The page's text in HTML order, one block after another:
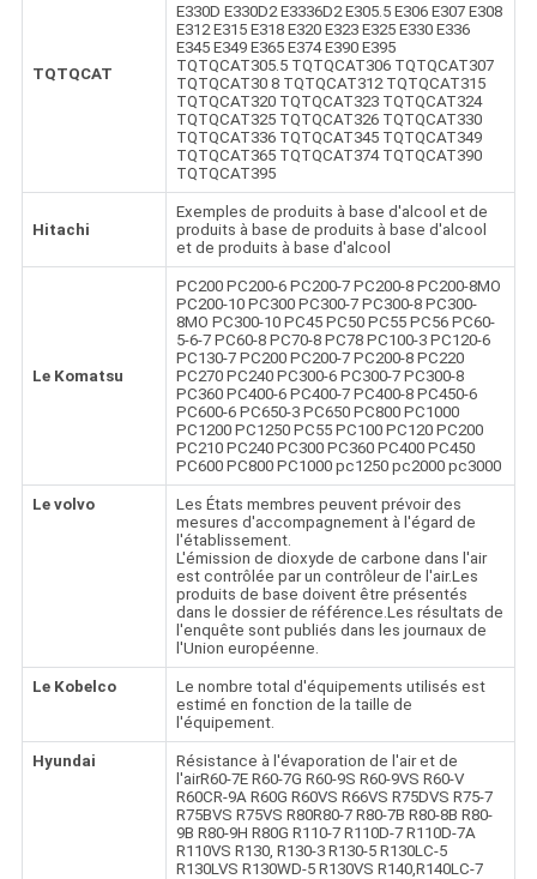
TQTQCAT
E330D E330D2 E3336D2 E305.5 E306 E307 E308
E312 E315 E318 E320 E323 E325 E330 E336
E345 E349 E365 E374 E390 E395
TQTQCAT305.5 TQTQCAT306 TQTQCAT307
TQTQCAT30 8 TQTQCAT312 TQTQCAT315
TQTQCAT320 TQTQCAT323 TQTQCAT324
TQTQCAT325 TQTQCAT326 TQTQCAT330
TQTQCAT336 TQTQCAT345 TQTQCAT349
TQTQCAT365 TQTQCAT374 TQTQCAT390
TQTQCAT395
Hitachi
Exemples de produits à base d'alcool et de
produits à base de produits à base d'alcool
et de produits à base d'alcool
Le Komatsu
PC200 PC200-6 PC200-7 PC200-8 PC200-8MO
PC200-10 PC300 PC300-7 PC300-8 PC300-
8MO PC300-10 PC45 PC50 PC55 PC56 PC60-
5-6-7 PC60-8 PC70-8 PC78 PC100-3 PC120-6
PC130-7 PC200 PC200-7 PC200-8 PC220
PC270 PC240 PC300-6 PC300-7 PC300-8
PC360 PC400-6 PC400-7 PC400-8 PC450-6
PC600-6 PC650-3 PC650 PC800 PC1000
PC1200 PC1250 PC55 PC100 PC120 PC200
PC210 PC240 PC300 PC360 PC400 PC450
PC600 PC800 PC1000 pc1250 pc2000 pc3000
Le volvo
Les États membres peuvent prévoir des
mesures d'accompagnement à l'égard de
l'établissement.
L'émission de dioxyde de carbone dans l'air
est contrôlée par un contrôleur de l'air.Les
produits de base doivent être présentés
dans le dossier de référence.Les résultats de
l'enquête sont publiés dans les journaux de
l'Union européenne.
Le Kobelco
Le nombre total d'équipements utilisés est
estimé en fonction de la taille de
l'équipement.
Hyundai
Résistance à l'évaporation de l'air et de
l'airR60-7E R60-7G R60-9S R60-9VS R60-V
R60CR-9A R60G R60VS R66VS R75DVS R75-7
R75BVS R75VS R80R80-7 R80-7B R80-8B R80-
9B R80-9H R80G R110-7 R110D-7 R110D-7A
R110VS R130, R130-3 R130-5 R130LC-5
R130LVS R130WD-5 R130VS R140,R140LC-7